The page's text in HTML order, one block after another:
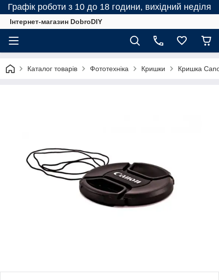
Графік роботи з 10 до 18 години, вихідний неділя
Інтернет-магазин DobroDIY
Каталог товарів Фототехніка Кришки Кришка